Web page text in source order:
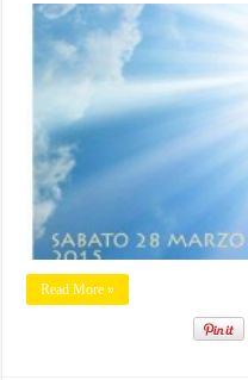
Read More »